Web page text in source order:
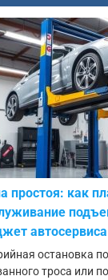
простоя: как
автосервиса
остановка
троса или